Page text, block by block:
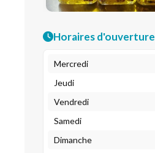
Horaires d'ouverture
Mercredi
Jeudi
Vendredi
Samedi
Dimanche